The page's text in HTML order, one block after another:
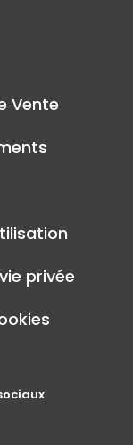
Vente
privée